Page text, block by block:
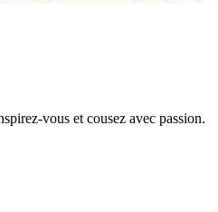
vous et cousez avec passion.